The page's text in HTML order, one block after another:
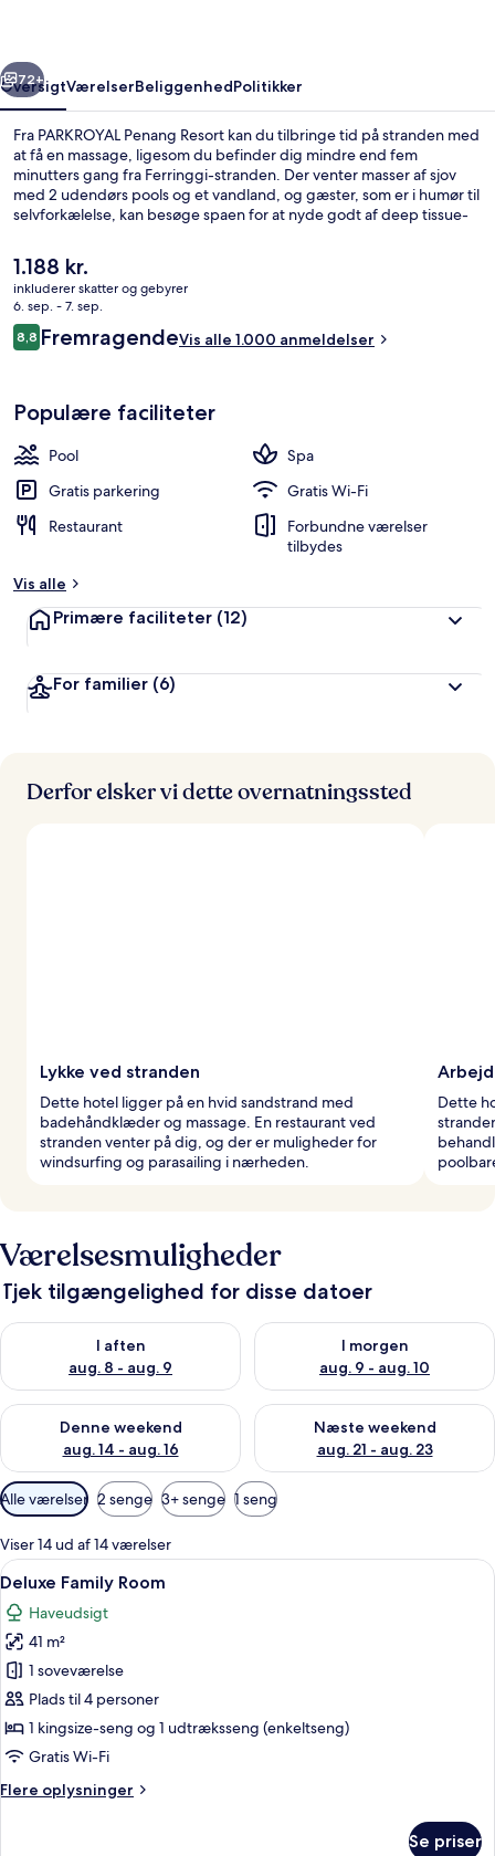
Næste
72+
OversigtVærelserBeliggenhedPolitikker
Fra PARKROYAL Penang Resort kan du tilbringe tid på stranden med
at få en massage, ligesom du befinder dig mindre end fem
minutters gang fra Ferringgi-stranden. Der venter masser af sjov
med 2 udendørs pools og et vandland, og gæster, som er i humør til
selvforkælelse, kan besøge spaen for at nyde godt af deep tissue-
Cinnamon Asian Kitchen, en af 2 restauranter, har havudsigt og
serverer morgenmad, frokost og aftensmad. Andre højdepunkter
på dette hotel med luksusfaciliteter omfatter 2 barer/lounger, en
gratis børneklub og en bar ved poolen. Rejsende har kun godt at
sige om stedets hjælpsomme personale.
Den
nuværende
pris
er
1.188 kr.
1.188 kr.
inkluderer skatter og gebyrer
6. sep. - 7. sep.
Anmeldelser
8,88,8 ud af 10.
FremragendeVis alle 1.000 anmeldelser
Populære faciliteter
Pool
Spa
Gratis parkering
Gratis Wi-Fi
Restaurant
Forbundne værelser
tilbydes
Vis alle
Primære faciliteter (12)
For familier (6)
Derfor elsker vi dette overnatningssted
Lykke ved stranden
Dette hotel ligger på en hvid sandstrand med
badehåndklæder og massage. En restaurant ved
stranden venter på dig, og der er muligheder for
windsurfing og parasailing i nærheden.
Dette
Værelsesmuligheder
Tjek tilgængelighed for disse datoer
I aften
aug. 8 - aug. 9
Tjek tilgængelighed for i aften aug. 8 - aug. 9
I morgen
aug. 9 - aug. 10
Tjek tilgængelighed for i
Denne weekend
aug. 14 - aug. 16
Tjek tilgængelighed for denne weekend aug. 14 - aug. 16
Næste weekend
aug. 21 - aug. 23
Tjek tilgængelighed for næste
Tilgængelige
filtre
for
værelser
Alle værelser 2 senge 3+ senge 1 seng
Viser 14 ud af 14 værelser
Indlæs
alle
billeder
af
Deluxe
Family
Room
Deluxe Family Room | Minibar,
5
Deluxe Family Room
Haveudsigt
41 m²
1 soveværelse
Plads til 4 personer
1 kingsize-seng og 1 udtræksseng (enkeltseng)
Gratis Wi-Fi
Flere oplysninger
Flere
Se priser